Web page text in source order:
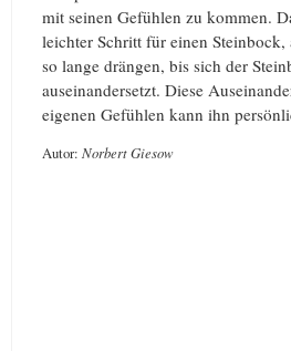
mit seinen Gefühlen zu kommen.
leichter Schritt für einen
so lange drängen, bis sich der
auseinandersetzt. Diese
eigenen Gefühlen kann ihn
Autor: Norbert Giesow